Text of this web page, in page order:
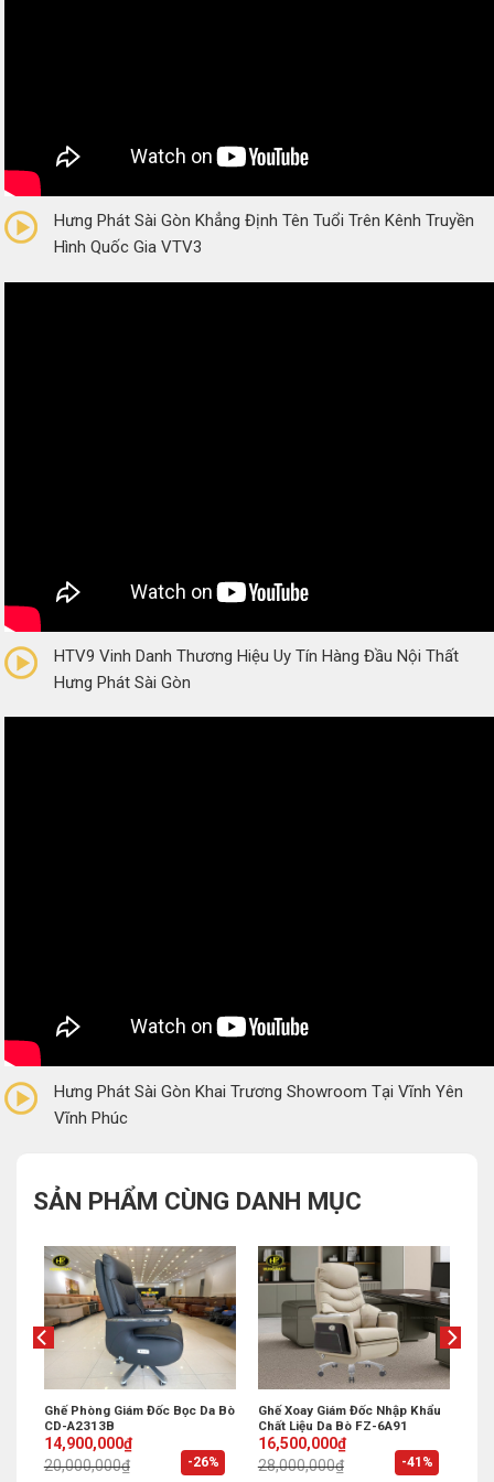
(0 Reviews)
Hưng Phát Sài Gòn Khẳng Định Tên Tuổi Trên Kênh Truyền
Hình Quốc Gia VTV3
(0 Reviews)
HTV9 Vinh Danh Thương Hiệu Uy Tín Hàng Đầu Nội Thất
Hưng Phát Sài Gòn
(0 Reviews)
Hưng Phát Sài Gòn Khai Trương Showroom Tại Vĩnh Yên
Vĩnh Phúc
SẢN PHẨM CÙNG DANH MỤC
-26%
Ghế Phòng Giám Đốc Bọc Da Bò
CD-A2313B
20,000,000₫
Original
price
was:
14,900,000₫
Current
price
is:
-41%
Ghế Xoay Giám Đốc Nhập Khẩu
Chất Liệu Da Bò FZ-6A91
28,000,000₫
Original
price
was:
16,500,000₫
Current
price
is: